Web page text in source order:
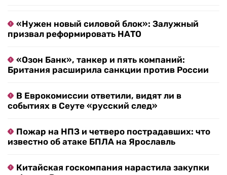
«Нужен новый силовой блок»: Залужный
призвал реформировать НАТО
«Озон Банк», танкер и пять компаний:
Британия расширила санкции против России
В Еврокомиссии ответили, видят ли в
событиях в Сеуте «русский след»
Пожар на НПЗ и четверо пострадавших: что
известно об атаке БПЛА на Ярославль
Китайская госкомпания нарастила закупки